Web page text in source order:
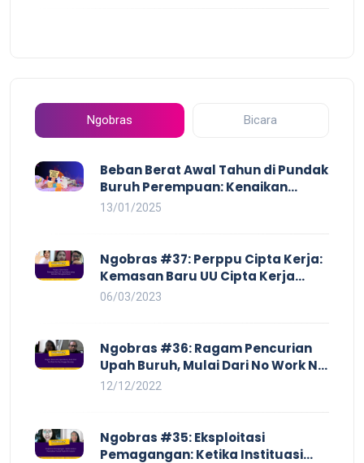
Ngobras Bicara
Beban Berat Awal Tahun di Pundak
Buruh Perempuan: Kenaikan
Harga yang Mencekik, Ancaman
13/01/2025
Ngobras #37: Perppu Cipta Kerja:
Kemasan Baru UU Cipta Kerja
yang Semakin Merugikan Buruh
06/03/2023
Ngobras #36: Ragam Pencurian
Upah Buruh, Mulai Dari No Work No
Pay Hingga Skorsing
12/12/2022
Ngobras #35: Eksploitasi
Pemagangan: Ketika Instituasi